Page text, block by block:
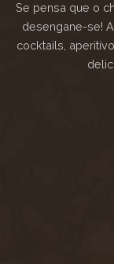
Se pensa que o
desengane-se!
cocktails,